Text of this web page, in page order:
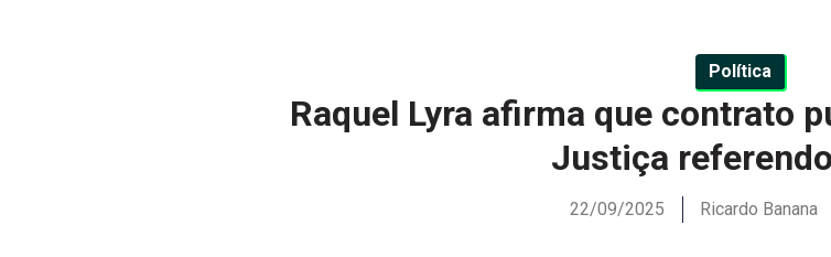
Política
Raquel Lyra afirma que contrato
Justiça
22/09/2025 Ricardo Banana